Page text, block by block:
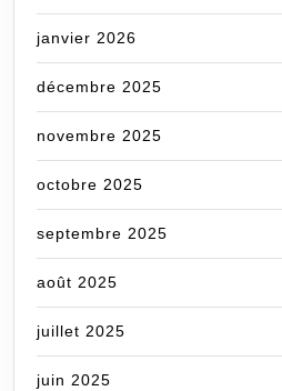
janvier 2026
décembre 2025
novembre 2025
octobre 2025
septembre 2025
août 2025
juillet 2025
juin 2025